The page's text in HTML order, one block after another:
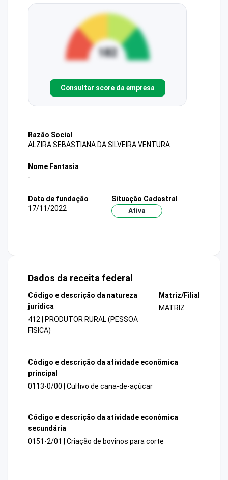
Consultar score da empresa
Razão Social
ALZIRA SEBASTIANA DA SILVEIRA VENTURA
Nome Fantasia
-
Data de fundação
17/11/2022
Situação Cadastral
Ativa
Dados da receita federal
Código e descrição da natureza
jurídica
412 | PRODUTOR RURAL (PESSOA
FISICA)
Matriz/Filial
MATRIZ
Código e descrição da atividade econômica
principal
0113-0/00 | Cultivo de cana-de-açúcar
Código e descrição da atividade econômica
secundária
0151-2/01 | Criação de bovinos para corte